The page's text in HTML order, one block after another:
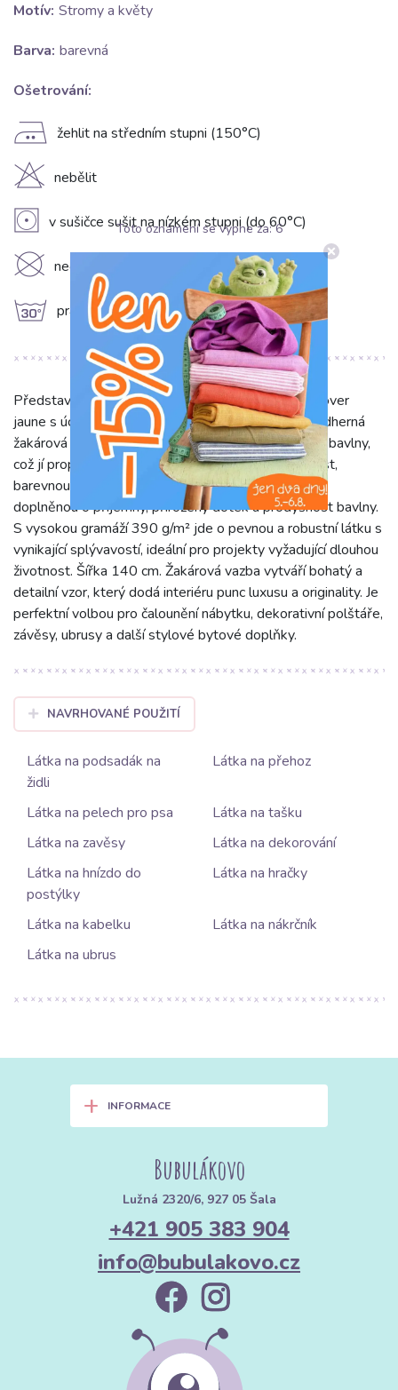
Motív: Stromy a květy
Barva: barevná
Ošetrování:
E žehlit na středním stupni (150°C)
H nebělit
V v sušičce sušit na nízkém stupni (do 60°C)
K nečistit chemicky
g prát na 30°C
Představujeme dekorační látku jacquard Pagne allover
jaune s úchvatným vzorem Stromy a květy. Tato nádherná
žakárová látka kombinuje 78 % polyesteru a 22 % bavlny,
což jí propůjčuje ideální vlastnosti: vysokou odolnost,
barevnou stálost a snadnou údržbu díky polyesteru,
doplněnou o příjemný, přirozený dotek a prodyšnost bavlny.
S vysokou gramáží 390 g/m² jde o pevnou a robustní látku s
vynikající splývavostí, ideální pro projekty vyžadující dlouhou
životnost. Šířka 140 cm. Žakárová vazba vytváří bohatý a
detailní vzor, který dodá interiéru punc luxusu a originality. Je
perfektní volbou pro čalounění nábytku, dekorativní polštáře,
závěsy, ubrusy a další stylové bytové doplňky.
NAVRHOVANÉ POUŽITÍ
Látka na podsadák na
židli
Látka na přehoz
Látka na pelech pro psa
Látka na tašku
Látka na zavěsy
Látka na dekorování
Látka na hnízdo do
postýlky
Látka na hračky
Látka na kabelku
Látka na nákrčník
Látka na ubrus
+ INFORMACE
Bubulákovo
Lužná 2320/6, 927 05 Šala
+421 905 383 904
info@bubulakovo.cz
Toto oznámení se vypne za:5